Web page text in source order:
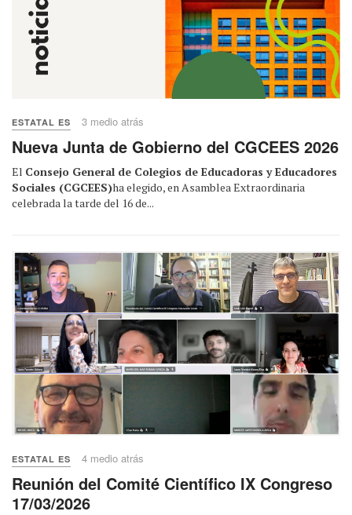
ESTATAL ES 3 medio atrás
Nueva Junta de Gobierno del CGCEES 2026
El Consejo General de Colegios de Educadoras y Educadores
Sociales (CGCEES)ha elegido, en Asamblea Extraordinaria
celebrada la tarde del 16 de...
ESTATAL ES 4 medio atrás
Reunión del Comité Científico IX Congreso
17/03/2026